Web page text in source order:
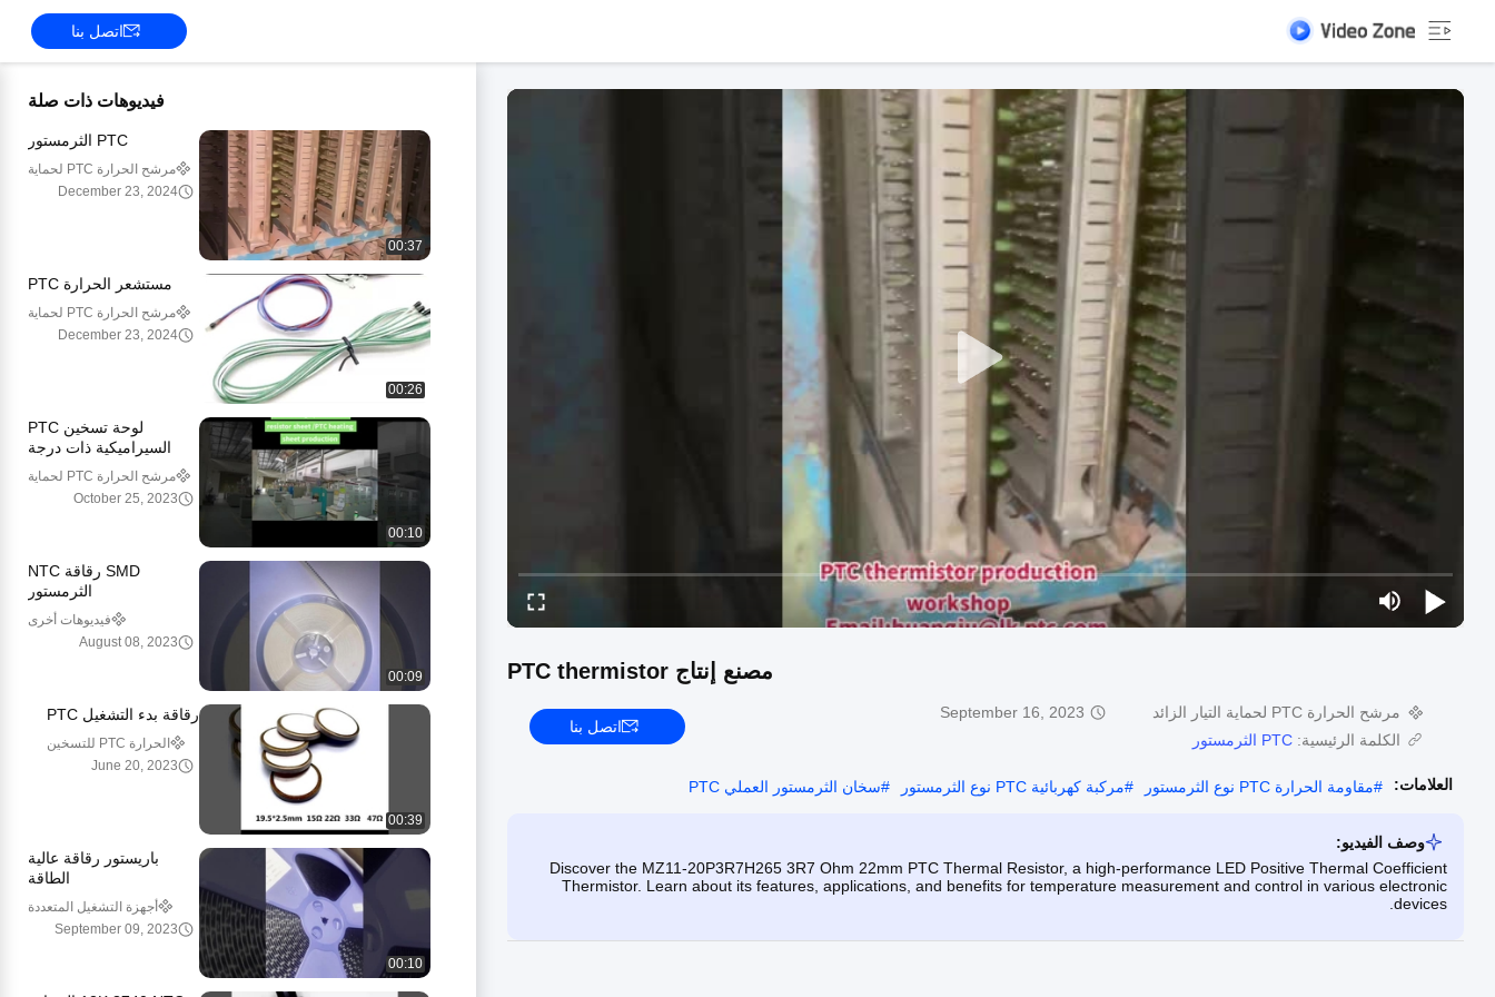
اتصل بنا
مصنع إنتاج PTC thermistor
مرشح الحرارة PTC لحماية التيار الزائد
September 16, 2023
الكلمة الرئيسية: PTC الثرمستور
اتصل بنا
العلامات: #مقاومة الحرارة PTC نوع الثرمستور #مركبة كهربائية PTC نوع الثرمستور #سخان الثرمستور العملي PTC
وصف الفيديو:
Discover the MZ11-20P3R7H265 3R7 Ohm 22mm PTC Thermal Resistor, a high-performance LED Positive Thermal Coefficient
Thermistor. Learn about its features, applications, and benefits for temperature measurement and control in various electronic
devices.
فيديوهات ذات صلة
00:37
PTC الثرمستور
مرشح الحرارة PTC لحماية
التيار الزائدDecember 23, 2024
00:26
مستشعر الحرارة PTC
مرشح الحرارة PTC لحماية
التيار الزائدDecember 23, 2024
00:10
لوحة تسخين PTC
السيراميكية ذات درجة
حرارة ثابتة
مرشح الحرارة PTC لحماية
التيار الزائدOctober 25, 2023
00:09
SMD رقاقة NTC
الثرمستور
فيديوهات أخرى
August 08, 2023
00:39
رقاقة بدء التشغيل PTC
الحرارة PTC للتسخين
June 20, 2023
00:10
باريستور رقاقة عالية
الطاقة
أجهزة التشغيل المتعددة
الأبعاد (SMD)
September 09, 2023